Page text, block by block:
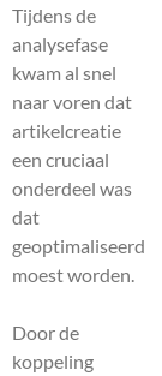
Tijdens de
analysefase
kwam al snel
naar voren dat
artikelcreatie
een cruciaal
onderdeel was
dat
geoptimaliseerd
moest worden.
Door de
koppeling